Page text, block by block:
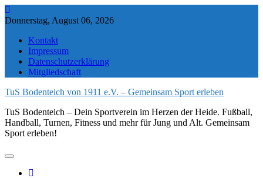
Skip
to
Donnerstag, August 06, 2026
Kontakt
Impressum
Datenschutzerklärung
Mitgliedschaft
TuS Bodenteich von 1911 e.V. – Gemeinsam Sport erleben
TuS Bodenteich – Dein Sportverein im Herzen der Heide. Fußball,
Handball, Turnen, Fitness und mehr für Jung und Alt. Gemeinsam
Sport erleben!